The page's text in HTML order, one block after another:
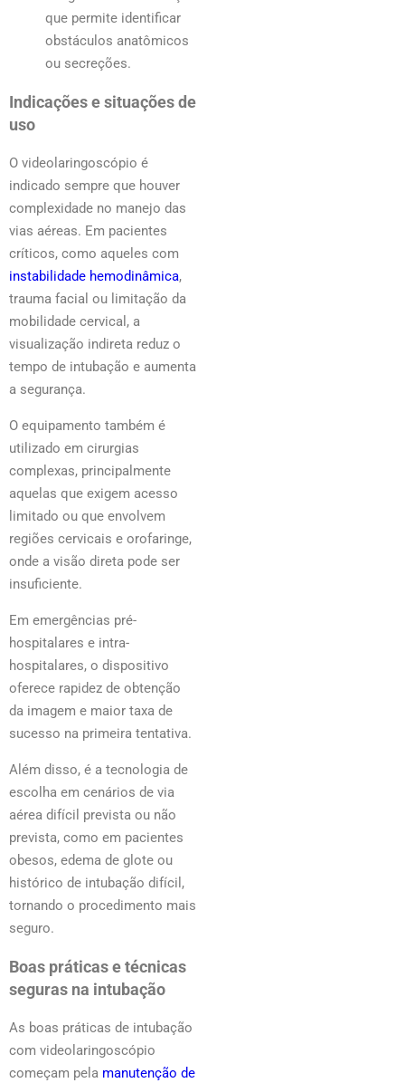
que permite identificar
obstáculos anatômicos
ou secreções.
Indicações e situações de
uso
O videolaringoscópio é
indicado sempre que houver
complexidade no manejo das
vias aéreas. Em pacientes
críticos, como aqueles com
instabilidade hemodinâmica,
trauma facial ou limitação da
mobilidade cervical, a
visualização indireta reduz o
tempo de intubação e aumenta
a segurança.
O equipamento também é
utilizado em cirurgias
complexas, principalmente
aquelas que exigem acesso
limitado ou que envolvem
regiões cervicais e orofaringe,
onde a visão direta pode ser
insuficiente.
Em emergências pré-
hospitalares e intra-
hospitalares, o dispositivo
oferece rapidez de obtenção
da imagem e maior taxa de
sucesso na primeira tentativa.
Além disso, é a tecnologia de
escolha em cenários de via
aérea difícil prevista ou não
prevista, como em pacientes
obesos, edema de glote ou
histórico de intubação difícil,
tornando o procedimento mais
seguro.
Boas práticas e técnicas
seguras na intubação
As boas práticas de intubação
com videolaringoscópio
começam pela manutenção de